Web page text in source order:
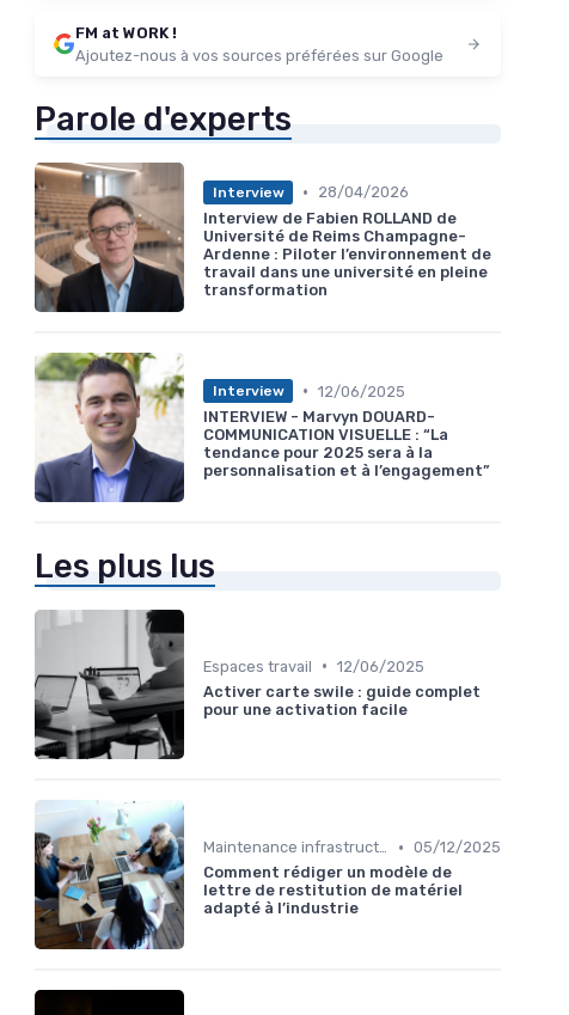
FM at WORK !
Ajoutez-nous à vos sources préférées sur Google
Parole d'experts
Interview •
28/04/2026
Interview de Fabien ROLLAND de
Université de Reims Champagne-
Ardenne : Piloter l’environnement de
travail dans une université en pleine
transformation
Interview • 12/06/2025
INTERVIEW - Marvyn DOUARD-
COMMUNICATION VISUELLE : “La
tendance pour 2025 sera à la
personnalisation et à l’engagement”
Les plus lus
Espaces travail • 12/06/2025
Activer carte swile : guide complet
pour une activation facile
Maintenance infrastructures • 05/12/2025
Comment rédiger un modèle de
lettre de restitution de matériel
adapté à l’industrie